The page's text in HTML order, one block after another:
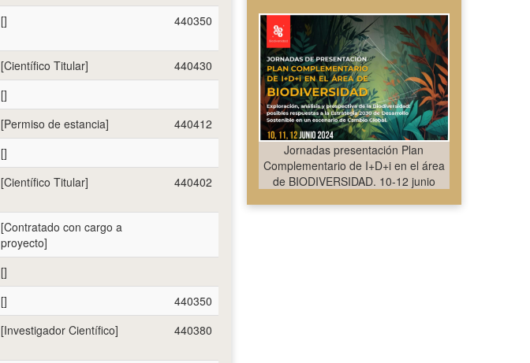
[] 440350
[Científico Titular]
440430
[]
[Permiso de estancia]
440412
[]
[Científico Titular] 440402
[Contratado con cargo a
proyecto]
[]
[]
440350
[Investigador Científico] 440380
Jornadas presentación Plan
Complementario de I+D+i en el área
de BIODIVERSIDAD. 10-12 junio